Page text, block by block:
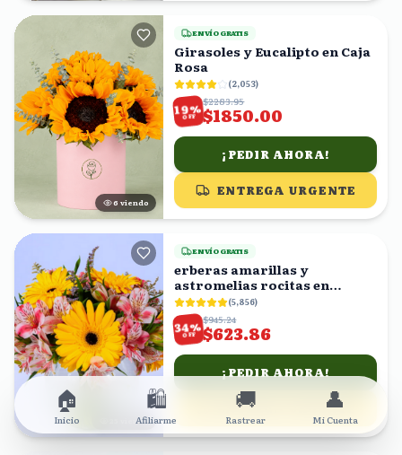
5 viendo
ENVÍO GRATIS
Girasoles y Eucalipto en Caja
Rosa
(2,053)
19%
OFF
$2283.95
$1850.00
¡PEDIR AHORA!
ENTREGA URGENTE
viendo
ENVÍO GRATIS
erberas amarillas y
astromelias rocitas en
florero (5,856)
34%
OFF
$945.24
$623.86
¡PEDIR AHORA!
ENTREGA URGENTE
🏠
Inicio
🛍️
Afiliarme
🚚
Rastrear
👤
Mi Cuenta